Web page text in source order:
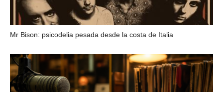
Mr Bison: psicodelia pesada desde la costa de Italia